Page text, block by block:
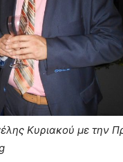
Κυριακού με την